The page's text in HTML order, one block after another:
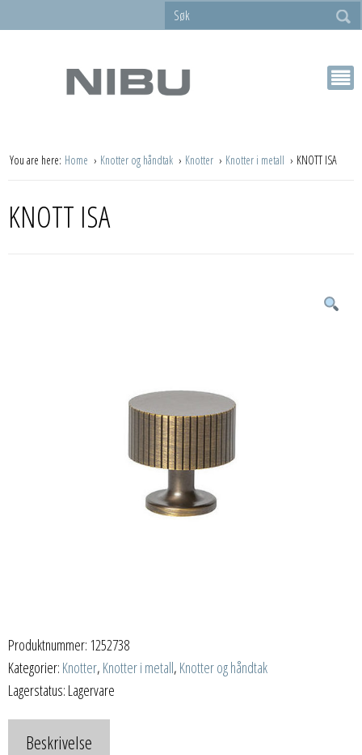
You are here: Home Knotter og håndtak Knotter Knotter i metall KNOTT ISA
KNOTT ISA
Produktnummer: 1252738
Kategorier: Knotter, Knotter i metall, Knotter og håndtak
Lagerstatus: Lagervare
Beskrivelse